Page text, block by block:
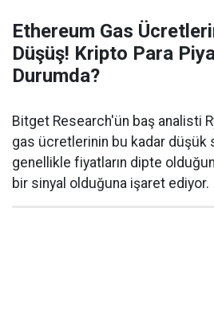
Ethereum Gas
Düşüş! Kripto Para
Durumda?
Bitget Research'ün baş analisti
gas ücretlerinin bu kadar düşük
genellikle fiyatların dipte
bir sinyal olduğuna işaret ediyor.